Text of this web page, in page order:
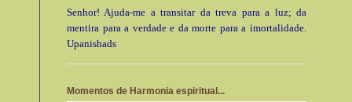
Senhor! Ajuda-me a transitar da treva para a luz; da
mentira para a verdade e da morte para a imortalidade.
Upanishads
Momentos de Harmonia espiritual...